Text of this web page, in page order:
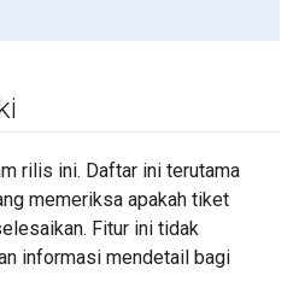
rilis ini. Daftar ini terutama
memeriksa apakah tiket
Fitur ini tidak
informasi mendetail bagi